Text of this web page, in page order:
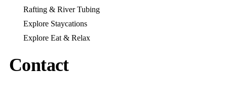
Rafting & River Tubing
Explore Staycations
Explore Eat & Relax
Contact